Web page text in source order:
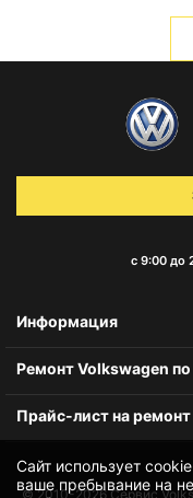
Сайт использует
ваше пребывание на
с 9:00 до
Информация
Ремонт Volkswagen
Прайс-лист на
© 2010-2026Сервис